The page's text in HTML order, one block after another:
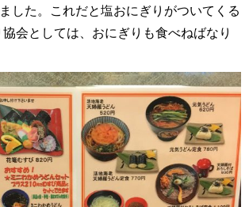
した。これだと塩おにぎりがついてくる
会としては、おにぎりも食べねばなり